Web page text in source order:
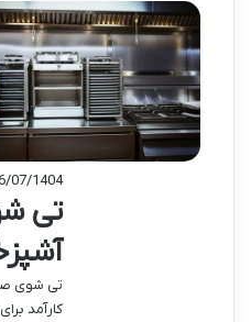
07/1404
تی
تی شوی
کارآمد